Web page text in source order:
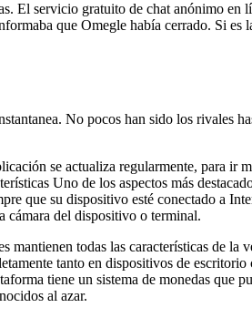
El servicio gratuito de chat anónimo en
que Omegle había cerrado. Si es
No pocos han sido los rivales
se actualiza regularmente, para ir
Uno de los aspectos más
que su dispositivo esté conectado a
cámara del dispositivo o terminal.
todas las características de la
tanto en dispositivos de
tiene un sistema de monedas que
al azar.